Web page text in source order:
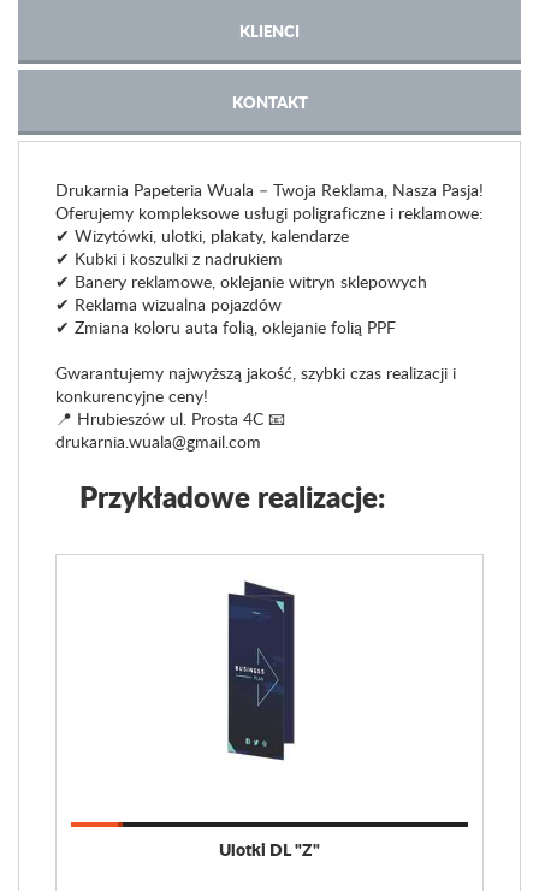
KLIENCI
KONTAKT
Drukarnia Papeteria Wuala – Twoja Reklama, Nasza Pasja!
Oferujemy kompleksowe usługi poligraficzne i reklamowe:
✔ Wizytówki, ulotki, plakaty, kalendarze
✔ Kubki i koszulki z nadrukiem
✔ Banery reklamowe, oklejanie witryn sklepowych
✔ Reklama wizualna pojazdów
✔ Zmiana koloru auta folią, oklejanie folią PPF
Gwarantujemy najwyższą jakość, szybki czas realizacji i
konkurencyjne ceny!
📍 Hrubieszów ul. Prosta 4C 📧
drukarnia.wuala@gmail.com
Przykładowe realizacje:
Ulotki DL "Z"